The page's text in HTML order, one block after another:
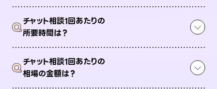
Qチャット相談1回あたりの
所要時間は？
Qチャット相談1回あたりの
相場の金額は？